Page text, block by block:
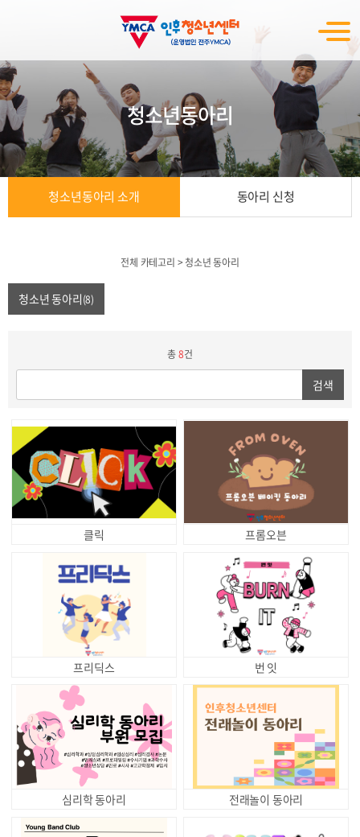
청소년동아리
청소년동아리 소개 동아리 신청
전체 카테고리 > 청소년 동아리
청소년 동아리(8)
총8건
검색
클릭 프롬오븐
프리딕스 번 잇
심리학 동아리 전래놀이 동아리